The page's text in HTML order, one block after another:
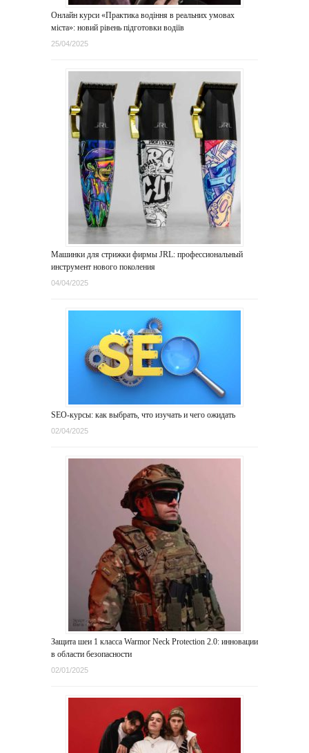
Онлайн курси «Практика водіння в реальних умовах
міста»: новий рівень підготовки водіїв
25/04/2025
Машинки для стрижки фирмы JRL: профессиональный
инструмент нового поколения
04/04/2025
SEO-курсы: как выбрать, что изучать и чего ожидать
02/04/2025
Защита шеи 1 класса Warmor Neck Protection 2.0: инновации
в области безопасности
02/01/2025